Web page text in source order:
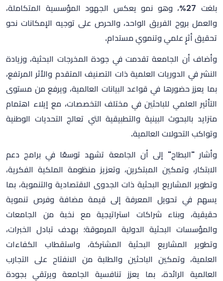
بلغت 27%، وهو نمو يعكس الجهود المؤسسية المتكاملة،
والعمل بروح الفريق الواحد، والحرص على توجيه الإمكانات نحو
تحقيق أثرٍ علمي وتنموي مستدام.
وأضاف أن الجامعة تقدمت في جودة المخرجات البحثية، وزيادة
النشر في الدوريات العلمية ذات التصنيف المتقدم والأثر المرتفع،
بما يعزز حضورها في قواعد البيانات العالمية، ويرفع من مستوى
التأثير العلمي للباحثين في مختلف التخصصات، مع إيلاء اهتمام
متزايد بالبحوث البينية والتطبيقية التي تعالج التحديات الوطنية
وتواكب التحولات العالمية.
وأشار "البطاح" إلى أن الجامعة تشهد توسعًا في برامج دعم
الابتكار، وتمكين المبتكرين، وتعزيز منظومة الملكية الفكرية،
وتطوير المشاريع البحثية ذات الجدوى الاقتصادية والتنموية، بما
يسهم في تحويل المعرفة إلى قيمة مضافة وفرص تنموية
حقيقية، وبناء شراكات استراتيجية مع نخبة من الجامعات
والمؤسسات البحثية الدولية المرموقة؛ بهدف تبادل الخبرات،
وتطوير المشاريع البحثية المشتركة، واستقطاب الكفاءات
العلمية، وتمكين الباحثين والطلبة من الانفتاح على التجارب
العالمية الرائدة، بما يعزز تنافسية الجامعة ويرتقي بجودة